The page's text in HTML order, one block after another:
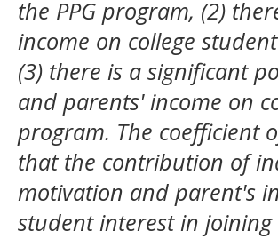
the PPG program, (2)
income on college
(3) there is a significant
and parents' income on
program. The coefficient
that the contribution of
motivation and parent's
student interest in joining